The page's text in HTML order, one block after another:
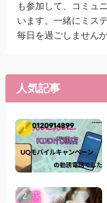
も参加して、コミュ
います。一緒にミス
毎日を過ごしません
人気記事